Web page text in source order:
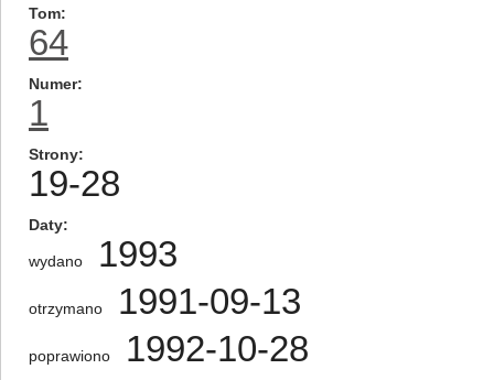
Tom
64
Numer
1
Strony
19-28
Daty
wydano 1993
otrzymano 1991-09-13
poprawiono 1992-10-28